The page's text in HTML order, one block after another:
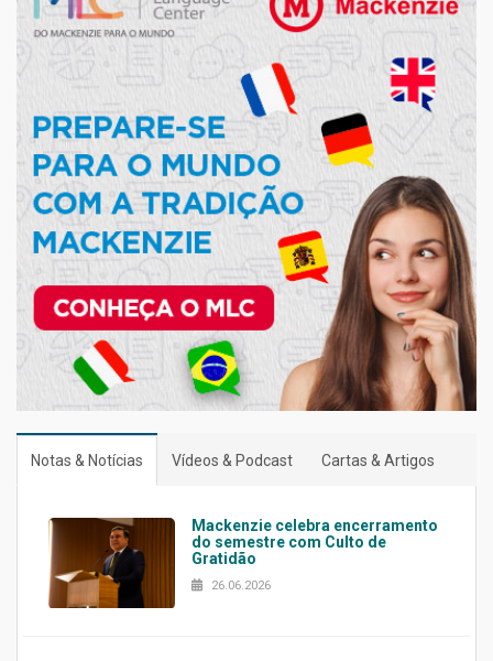
Notas & Notícias Vídeos & Podcast Cartas & Artigos
Mackenzie celebra encerramento
do semestre com Culto de
Gratidão
26.06.2026